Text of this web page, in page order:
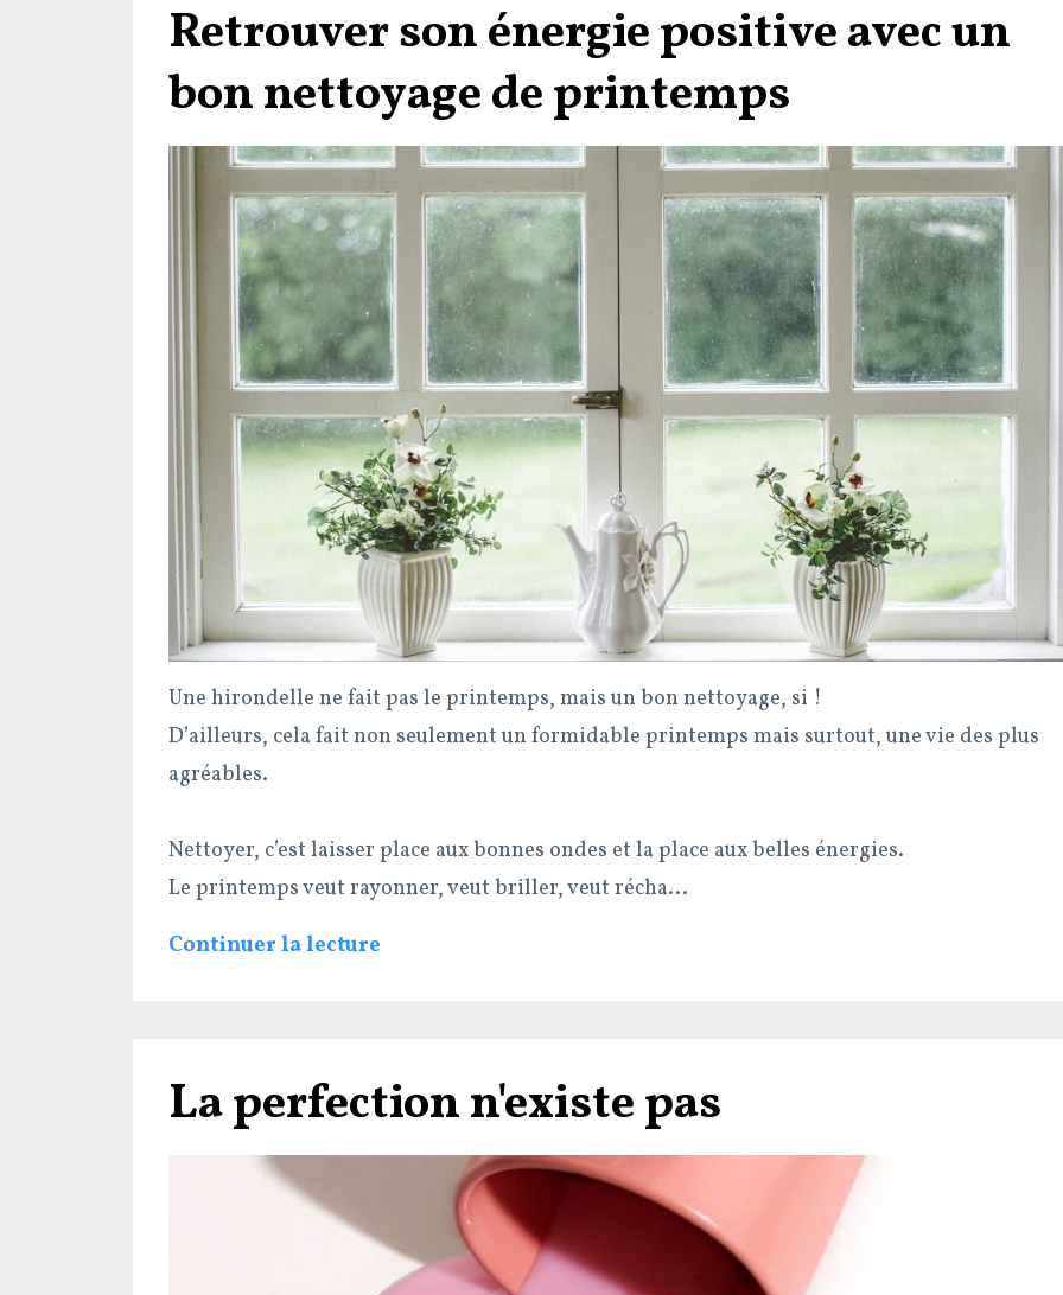
Retrouver son énergie positive avec un
bon nettoyage de printemps
Une hirondelle ne fait pas le printemps, mais un bon nettoyage, si !
D’ailleurs, cela fait non seulement un formidable printemps mais surtout, une vie des plus
agréables.
Nettoyer, c’est laisser place aux bonnes ondes et la place aux belles énergies.
Le printemps veut rayonner, veut briller, veut récha...
Continuer la lecture
La perfection n'existe pas